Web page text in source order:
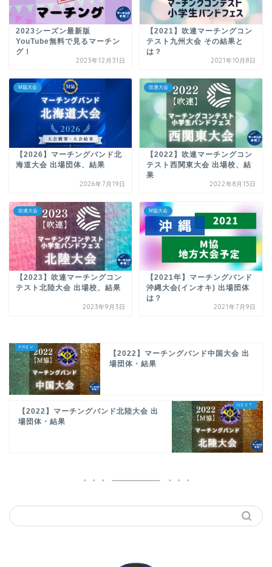
2023シーズン最新版
YouTube無料で見るマーチン
グ！
2023年12月31日
【2021】吹連マーチングコン
テスト九州大会 その結果と
は？
2021年10月8日
M協大会
【2026】マーチングバンド北
海道大会 出場団体、結果
2026年7月19日
吹連大会
【2022】吹連マーチングコン
テスト西関東大会 出場校、結
果
2022年8月15日
吹連大会
【2023】吹連マーチングコン
テスト北陸大会 出場校、結果
2023年9月3日
M協大会
【2021年】マーチングバンド
沖縄大会(インオキ) 出場団体
は？
2021年7月9日
【2022】マーチングバンド中国大会 出
場団体・結果
【2022】マーチングバンド北陸大会 出
場団体・結果